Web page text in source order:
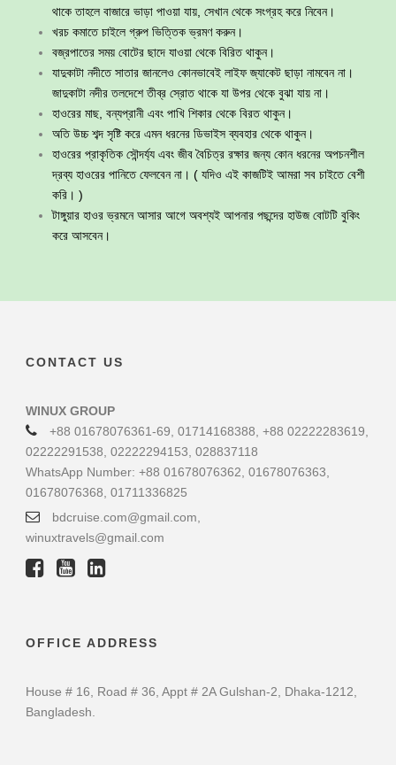
থাকে তাহলে বাজারে ভাড়া পাওয়া যায়, সেখান থেকে সংগ্রহ করে নিবেন।
খরচ কমাতে চাইলে গ্রুপ ভিত্তিক ভ্রমণ করুন।
বজ্রপাতের সময় বোটের ছাদে যাওয়া থেকে বিরিত থাকুন।
যাদুকাটা নদীতে সাতার জানলেও কোনভাবেই লাইফ জ্যাকেট ছাড়া নামবেন না।
জাদুকাটা নদীর তলদেশে তীব্র স্রোত থাকে যা উপর থেকে বুঝা যায় না।
হাওরের মাছ, বন্যপ্রানী এবং পাখি শিকার থেকে বিরত থাকুন।
অতি উচ্চ শব্দ সৃষ্টি করে এমন ধরনের ডিভাইস ব্যবহার থেকে থাকুন।
হাওরের প্রাকৃতিক সৌন্দর্য্য এবং জীব বৈচিত্র রক্ষার জন্য কোন ধরনের অপচনশীল
দ্রব্য হাওরের পানিতে ফেলবেন না। ( যদিও এই কাজটিই আমরা সব চাইতে বেশী
করি। )
টাঙ্গুয়ার হাওর ভ্রমনে আসার আগে অবশ্যই আপনার পছন্দের হাউজ বোটটি বুকিং
করে আসবেন।
CONTACT US
WINUX GROUP
+88 01678076361-69, 01714168388, +88 02222283619,
02222291538, 02222294153, 028837118
WhatsApp Number: +88 01678076362, 01678076363,
01678076368, 01711336825
bdcruise.com@gmail.com,
winuxtravels@gmail.com
OFFICE ADDRESS
House # 16, Road # 36, Appt # 2A Gulshan-2, Dhaka-1212,
Bangladesh.